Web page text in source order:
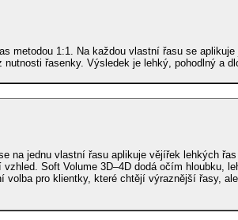
metodou 1:1. Na každou vlastní řasu se aplikuje
řasenky. Výsledek je lehký, pohodlný a
na jednu vlastní řasu aplikuje vějířek lehkých řas
Soft Volume 3D–4D dodá očím hloubku,
volba pro klientky, které chtějí výraznější řasy,